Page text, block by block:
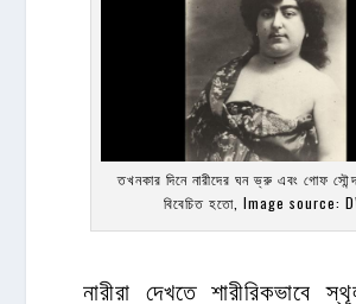
তখনকার দিনে নারীদের ঘন ভ্রু এবং গোফ
বিবেচিত হতো, Image source:
নারীরা দেখতে শারীরিকভাবে